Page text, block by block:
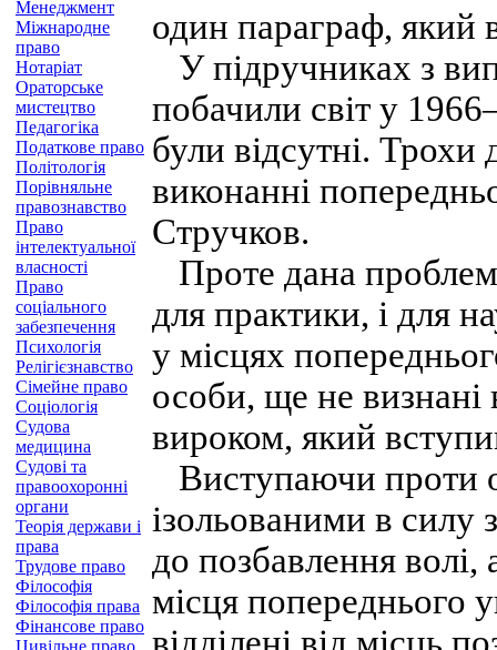
Менеджмент
Міжнародне
право
Нотаріат
Ораторське
мистецтво
Педагогіка
Податкове право
Політологія
Порівняльне
правознавство
Право
інтелектуальної
власності
Право
соціального
забезпечення
Психологія
Релігієзнавство
Сімейне право
Соціологія
Судова
медицина
Судові та
правоохоронні
органи
Теорія держави і
права
Трудове право
Філософія
Філософія права
Фінансове право
Цивільне право
один параграф, який
У підручниках з
побачили світ у
були відсутні. Трохи
виконанні
Стручков.
Проте дана
для практики, і для
у місцях
особи, ще не
вироком, який
Виступаючи проти
ізольованими в силу
до позбавлення
місця попереднього